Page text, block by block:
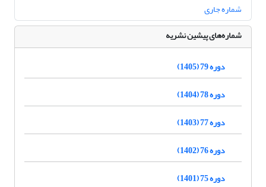
شماره جاری
شماره‌های پیشین نشریه
دوره 79 (1405)
دوره 78 (1404)
دوره 77 (1403)
دوره 76 (1402)
دوره 75 (1401)